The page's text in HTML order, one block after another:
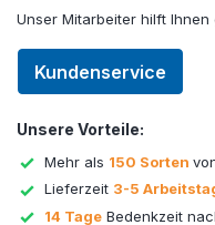
Unser Mitarbeiter hilft
Kundenservice
Unsere Vorteile:
Mehr als 150 Sorten
Lieferzeit 3-5
14 Tage Bedenkzeit